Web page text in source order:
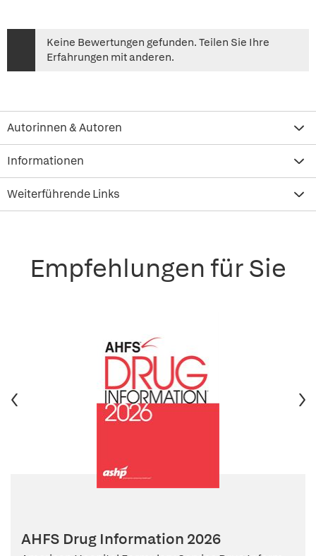
Keine Bewertungen gefunden. Teilen Sie Ihre
Erfahrungen mit anderen.
Autorinnen & Autoren
Informationen
Weiterführende Links
Empfehlungen für Sie
AHFS Drug Information 2026